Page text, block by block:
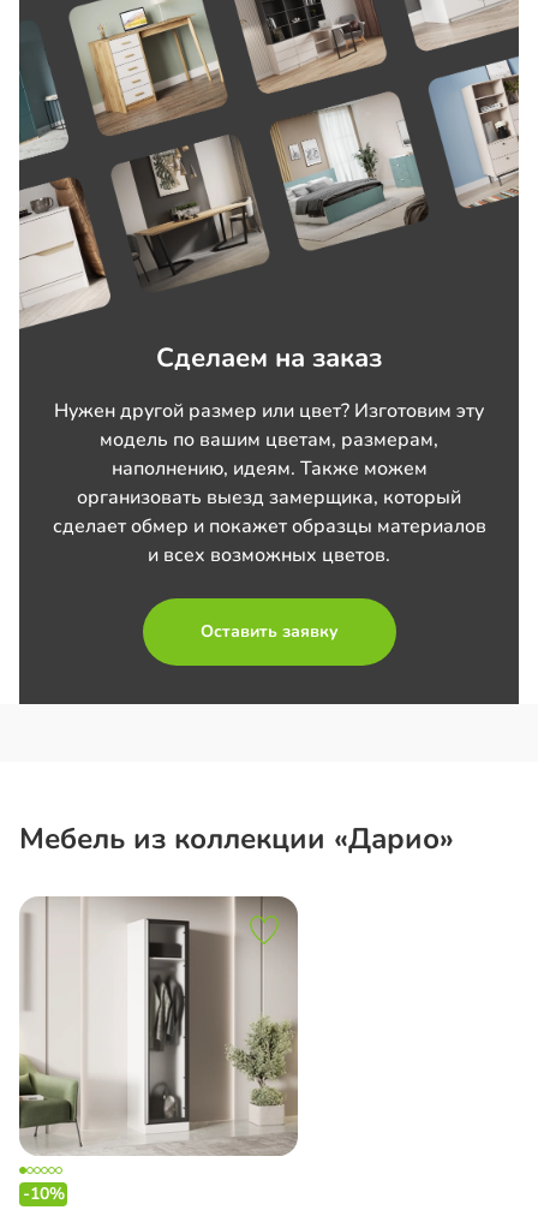
Сделаем на заказ
Нужен другой размер или цвет? Изготовим эту
модель по вашим цветам, размерам,
наполнению, идеям. Также можем
организовать выезд замерщика, который
сделает обмер и покажет образцы материалов
и всех возможных цветов.
Оставить заявку
Мебель из коллекции «Дарио»
-10%